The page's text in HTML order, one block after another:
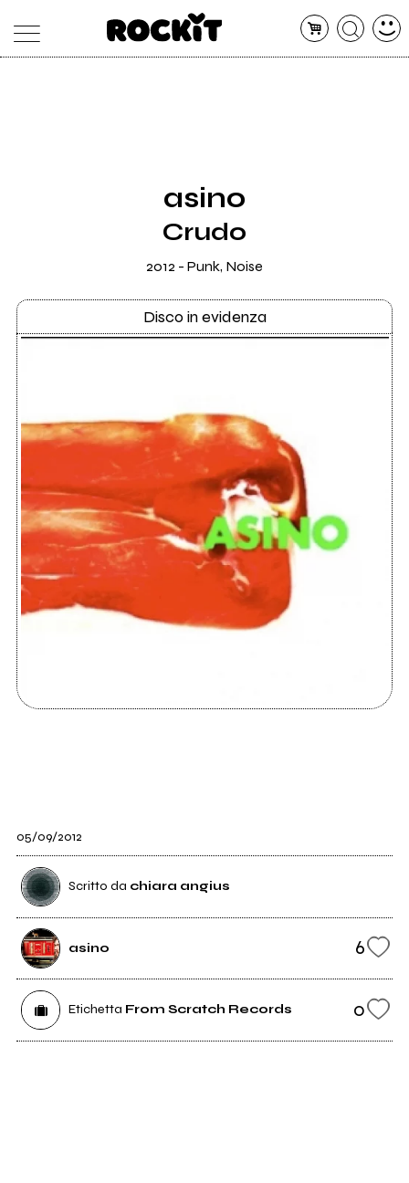
asino
Crudo
2012 - Punk, Noise
Disco in evidenza
05/09/2012
Scritto da chiara angius
asino 6
Etichetta From Scratch Records 0